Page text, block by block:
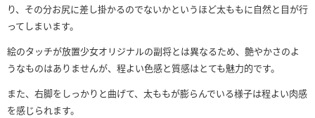
り、その分お尻に差し掛かるのでないかというほど太ももに自然と目が行
ってしまいます。
絵のタッチが放置少女オリジナルの副将とは異なるため、艶やかさのよ
うなものはありませんが、程よい色感と質感はとても魅力的です。
また、右脚をしっかりと曲げて、太ももが膨らんでいる様子は程よい肉感
を感じられます。